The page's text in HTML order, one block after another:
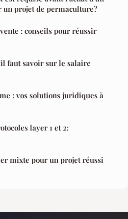
projet de permaculture?
: conseils pour réussir
faut savoir sur le salaire
: vos solutions juridiques à
layer 1 et 2:
mixte pour un projet réussi